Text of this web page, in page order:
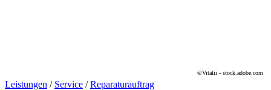
©Vitalii - stock.adobe.com
Leistungen / Service /Reparaturauftrag